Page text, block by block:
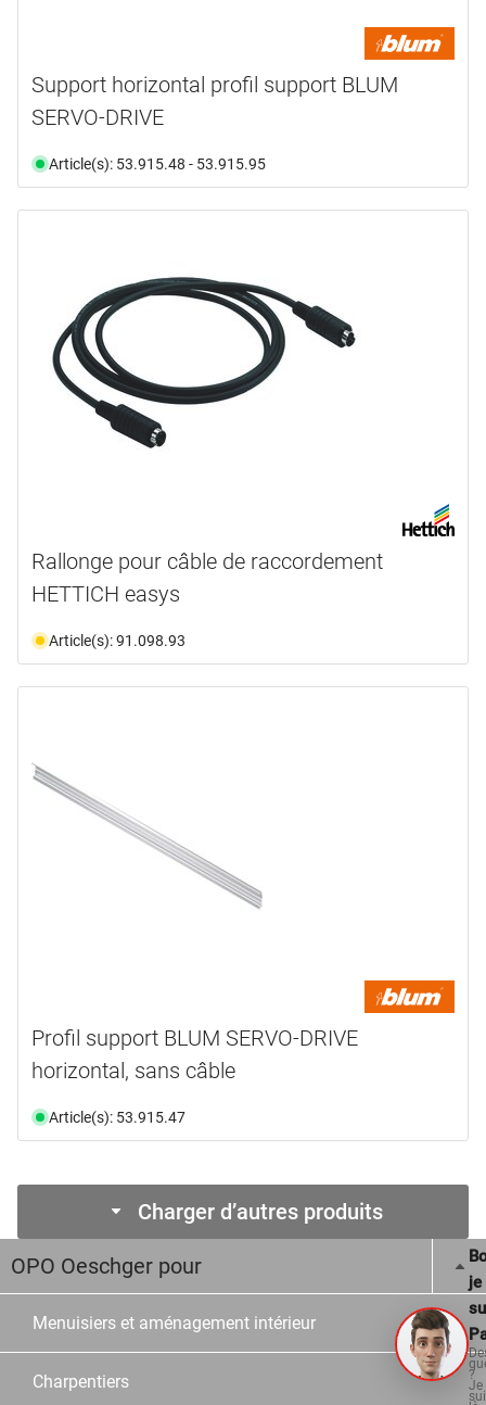
Support horizontal profil support BLUM
SERVO-DRIVE
Article(s): 53.915.48 - 53.915.95
Rallonge pour câble de raccordement
HETTICH easys
Article(s): 91.098.93
Profil support BLUM SERVO-DRIVE
horizontal, sans câble
Article(s): 53.915.47
Charger d’autres produits
OPO Oeschger pour
Menuisiers et aménagement intérieur
Charpentiers
je
?
Je